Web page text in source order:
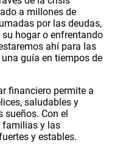
a millones de
por las deudas,
hogar o enfrentando
ahí para las
guía en tiempos de
financiero permite a
saludables y
sueños. Con el
familias y las
y estables.